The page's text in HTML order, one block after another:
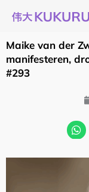
naar
de
inhoud
Maike van der
manifesteren,
#293